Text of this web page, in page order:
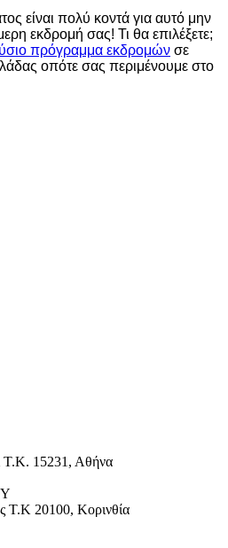
είναι πολύ κοντά για αυτό μην
εκδρομή σας! Τι θα επιλέξετε;
πρόγραμμα εκδρομών σε
οπότε σας περιμένουμε στο
Τ.Κ. 15231, Αθήνα
Τ.Κ 20100, Κορινθία